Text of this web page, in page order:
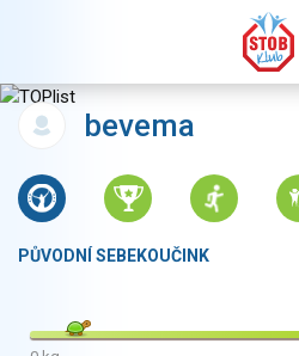
bevema
PŮVODNÍ SEBEKOUČINK